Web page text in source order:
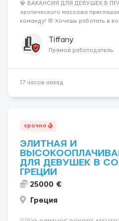
💎 ВАКАНСИЯ ДЛЯ ДЕВУШЕК В
эротического массажа
команду! 🌸 Хочешь работать в
Тогда мы ждём именно тебя!
Доход от 4 000 €...
Tiffany
Прямой работодатель
17 часов назад
срочно
ЭЛИТНАЯ И
ДЛЯ ДЕВУШЕК В
ГРЕЦИИ
25000 €
Греция